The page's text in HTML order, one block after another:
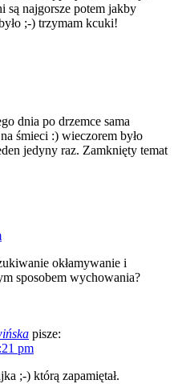
są najgorsze potem jakby
;-) trzymam kcuki!
dnia po drzemce sama
śmieci :) wieczorem było
jedyny raz. Zamknięty temat
okłamywanie i
sposobem wychowania?
pisze:
pm
;-) którą zapamiętał.